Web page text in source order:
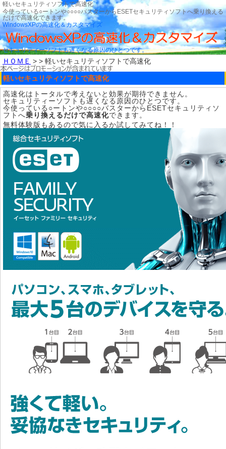
軽いセキュリティソフトで高速化
今使っている○ートンや○○○○バスターからESETセキュリティソフトへ乗り換える
だけで高速化できます。
WindowsXPの高速化＆カスタマイズ
セキュリティーソフトも遅くなる原因のひとつです。
ＨＯＭＥ > > 軽いセキュリティソフトで高速化
軽いセキュリティソフトで高速化
高速化はトータルで考えないと効果が期待できません。
セキュリティーソフトも遅くなる原因のひとつです。
今使っている○ートンや○○○○バスターからESETセキュリティソ
フトへ乗り換えるだけで高速化できます。
無料体験版もあるので気に入るか試してみてね！！